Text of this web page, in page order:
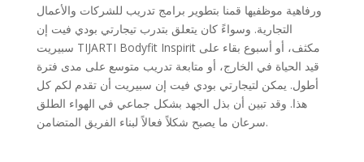
ورفاهية موظفيها قمنا بتطوير برامج تدريب للشركات والأعمال
التجارية. وسواءً كان يتعلق بتدرب تيجارتي بودي فيت إن
سبيريت TIJARTI Bodyfit Inspirit مكثف، أو أسبوع بقاء على
قيد الحياة في الخارج، أو متابعة تدريب متوسع على مدى فترة
أطول. يمكن لتيجارتي بودي فيت إن سبيريت أن تقدم لكم كل
هذا. وقد تبين أن بذل الجهد بشكل جماعي في الهواء الطلق
سرعان ما يصبح شكلاً فعالاً لبناء الفريق المتضامن.